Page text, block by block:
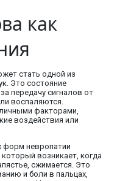
как
стать одной из
Это состояние
передачу сигналов от
воспаляются.
факторами,
воздействия или
форм невропатии
возникает, когда
сжимается. Это
и боли в пальцах,